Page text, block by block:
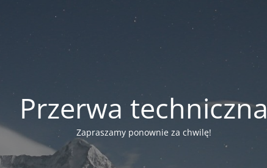
Przerwa techniczna
Zapraszamy ponownie za chwilę!